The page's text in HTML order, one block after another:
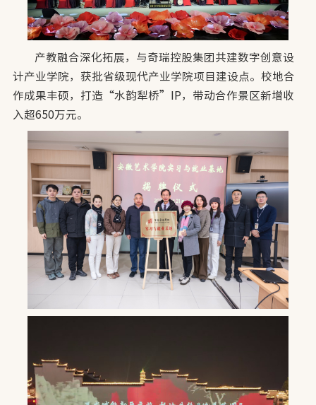
产教融合深化拓展，与奇瑞控股集团共建数字创意设
计产业学院，获批省级现代产业学院项目建设点。校地合
作成果丰硕，打造“水韵犁桥”IP，带动合作景区新增收
入超650万元。